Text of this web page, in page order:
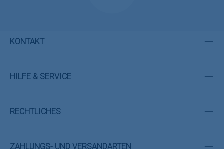
KONTAKT
HILFE & SERVICE
RECHTLICHES
ZAHLUNGS- UND VERSANDARTEN